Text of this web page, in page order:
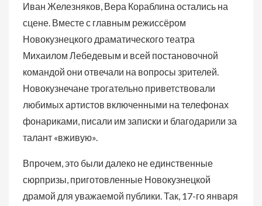
Иван Железняков, Вера Кораблина остались на
сцене. Вместе с главным режиссёром
Новокузнецкого драматического театра
Михаилом Лебедевым и всей постановочной
командой они отвечали на вопросы зрителей.
Новокузнечане трогательно приветствовали
любимых артистов включенными на телефонах
фонариками, писали им записки и благодарили за
талант «вживую».
Впрочем, это были далеко не единственные
сюрпризы, приготовленные Новокузнецкой
драмой для уважаемой публики. Так, 17-го января